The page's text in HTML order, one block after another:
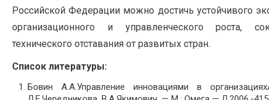
Российской Федерации можно достичь устойчивого
организационного и управленческого роста,
технического отставания от развитых стран.
Список литературы:
Бовин А.А.Управление инновациями в